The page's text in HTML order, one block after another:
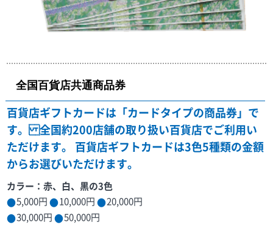
全国百貨店共通商品券
百貨店ギフトカードは「カードタイプの商品券」で
す。全国約200店舗の取り扱い百貨店でご利用い
ただけます。 百貨店ギフトカードは3色5種類の金額
からお選びいただけます。
カラー：赤、白、黒の3色
5,000円
10,000円
20,000円
30,000円
50,000円